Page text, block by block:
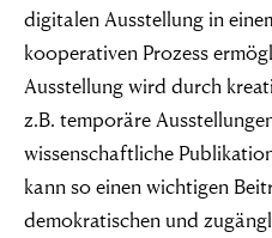
digitalen Ausstellung in
kooperativen Prozess
Ausstellung wird durch
z.B. temporäre
wissenschaftliche
kann so einen wichtigen
demokratischen und